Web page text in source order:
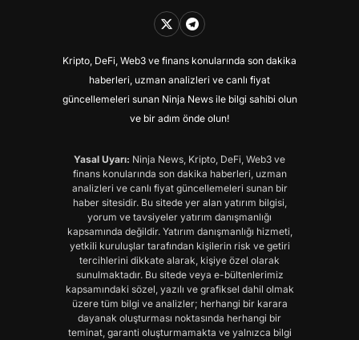
Kripto, DeFi, Web3 ve finans konularında son dakika
haberleri, uzman analizleri ve canlı fiyat
güncellemeleri sunan Ninja News ile bilgi sahibi olun
ve bir adım önde olun!
Yasal Uyarı: Ninja News, Kripto, DeFi, Web3 ve
finans konularında son dakika haberleri, uzman
analizleri ve canlı fiyat güncellemeleri sunan bir
haber sitesidir. Bu sitede yer alan yatırım bilgisi,
yorum ve tavsiyeler yatırım danışmanlığı
kapsamında değildir. Yatırım danışmanlığı hizmeti,
yetkili kuruluşlar tarafından kişilerin risk ve getiri
tercihlerini dikkate alarak, kişiye özel olarak
sunulmaktadır. Bu sitede veya e-bültenlerimiz
kapsamındaki sözel, yazılı ve grafiksel dahil olmak
üzere tüm bilgi ve analizler; herhangi bir karara
dayanak oluşturması noktasında herhangi bir
teminat, garanti oluşturmamakta ve yalnızca bilgi